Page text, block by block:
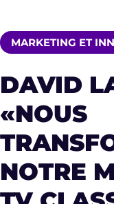
MARKETING ET
DAVID
«NOUS
NOTRE